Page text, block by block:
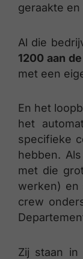
geraakte
Al die
1200 aan
met een
En het
het
specifieke
hebben.
met die
werken) en
crew
Zij staan